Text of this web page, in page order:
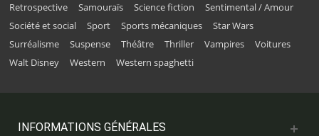
Retrospective
Samouraïs Science fiction
Sentimental / Amour
Société et social
Sport Sports mécaniques
Star Wars
Surréalisme
Suspense Théâtre Thriller Vampires
Voitures
Walt Disney
Western Western spaghetti
INFORMATIONS GÉNÉRALES